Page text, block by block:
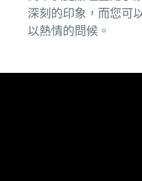
深刻的印象，而您可
以熱情的問候。